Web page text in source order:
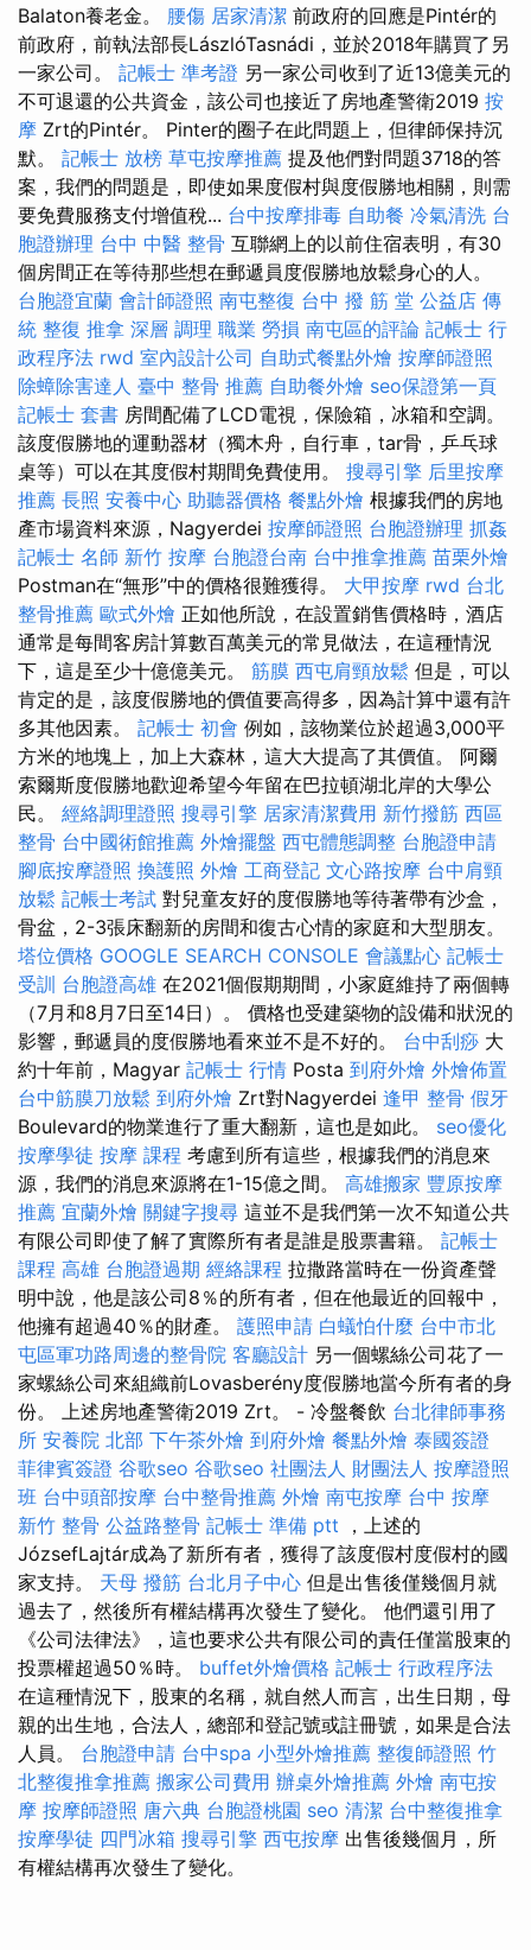
Balaton養老金。 腰傷 居家清潔 前政府的回應是Pintér的
前政府，前執法部長LászlóTasnádi，並於2018年購買了另
一家公司。 記帳士 準考證 另一家公司收到了近13億美元的
不可退還的公共資金，該公司也接近了房地產警衛2019 按
摩 Zrt的Pintér。 Pinter的圈子在此問題上，但律師保持沉
默。 記帳士 放榜 草屯按摩推薦 提及他們對問題3718的答
案，我們的問題是，即使如果度假村與度假勝地相關，則需
要免費服務支付增值稅... 台中按摩排毒 自助餐 冷氣清洗 台
胞證辦理 台中 中醫 整骨 互聯網上的以前住宿表明，有30
個房間正在等待那些想在郵遞員度假勝地放鬆身心的人。
台胞證宜蘭 會計師證照 南屯整復 台中 撥 筋 堂 公益店 傳
統 整復 推拿 深層 調理 職業 勞損 南屯區的評論 記帳士 行
政程序法 rwd 室內設計公司 自助式餐點外燴 按摩師證照
除蟑除害達人 臺中 整骨 推薦 自助餐外燴 seo保證第一頁
記帳士 套書 房間配備了LCD電視，保險箱，冰箱和空調。
該度假勝地的運動器材（獨木舟，自行車，tar骨，乒乓球
桌等）可以在其度假村期間免費使用。 搜尋引擎 后里按摩
推薦 長照 安養中心 助聽器價格 餐點外燴 根據我們的房地
產市場資料來源，Nagyerdei 按摩師證照 台胞證辦理 抓姦
記帳士 名師 新竹 按摩 台胞證台南 台中推拿推薦 苗栗外燴
Postman在“無形”中的價格很難獲得。 大甲按摩 rwd 台北
整骨推薦 歐式外燴 正如他所說，在設置銷售價格時，酒店
通常是每間客房計算數百萬美元的常見做法，在這種情況
下，這是至少十億億美元。 筋膜 西屯肩頸放鬆 但是，可以
肯定的是，該度假勝地的價值要高得多，因為計算中還有許
多其他因素。 記帳士 初會 例如，該物業位於超過3,000平
方米的地塊上，加上大森林，這大大提高了其價值。 阿爾
索爾斯度假勝地歡迎希望今年留在巴拉頓湖北岸的大學公
民。 經絡調理證照 搜尋引擎 居家清潔費用 新竹撥筋 西區
整骨 台中國術館推薦 外燴擺盤 西屯體態調整 台胞證申請
腳底按摩證照 換護照 外燴 工商登記 文心路按摩 台中肩頸
放鬆 記帳士考試 對兒童友好的度假勝地等待著帶有沙盒，
骨盆，2-3張床翻新的房間和復古心情的家庭和大型朋友。
塔位價格 GOOGLE SEARCH CONSOLE 會議點心 記帳士
受訓 台胞證高雄 在2021個假期期間，小家庭維持了兩個轉
（7月和8月7日至14日）。 價格也受建築物的設備和狀況的
影響，郵遞員的度假勝地看來並不是不好的。 台中刮痧 大
約十年前，Magyar 記帳士 行情 Posta 到府外燴 外燴佈置
台中筋膜刀放鬆 到府外燴 Zrt對Nagyerdei 逢甲 整骨 假牙
Boulevard的物業進行了重大翻新，這也是如此。 seo優化
按摩學徒 按摩 課程 考慮到所有這些，根據我們的消息來
源，我們的消息來源將在1-15億之間。 高雄搬家 豐原按摩
推薦 宜蘭外燴 關鍵字搜尋 這並不是我們第一次不知道公共
有限公司即使了解了實際所有者是誰是股票書籍。 記帳士
課程 高雄 台胞證過期 經絡課程 拉撒路當時在一份資產聲
明中說，他是該公司8％的所有者，但在他最近的回報中，
他擁有超過40％的財產。 護照申請 白蟻怕什麼 台中市北
屯區軍功路周邊的整骨院 客廳設計 另一個螺絲公司花了一
家螺絲公司來組織前Lovasberény度假勝地當今所有者的身
份。 上述房地產警衛2019 Zrt。 - 冷盤餐飲 台北律師事務
所 安養院 北部 下午茶外燴 到府外燴 餐點外燴 泰國簽證
菲律賓簽證 谷歌seo 谷歌seo 社團法人 財團法人 按摩證照
班 台中頭部按摩 台中整骨推薦 外燴 南屯按摩 台中 按摩
新竹 整骨 公益路整骨 記帳士 準備 ptt ，上述的
JózsefLajtár成為了新所有者，獲得了該度假村度假村的國
家支持。 天母 撥筋 台北月子中心 但是出售後僅幾個月就
過去了，然後所有權結構再次發生了變化。 他們還引用了
《公司法律法》，這也要求公共有限公司的責任僅當股東的
投票權超過50％時。 buffet外燴價格 記帳士 行政程序法
在這種情況下，股東的名稱，就自然人而言，出生日期，母
親的出生地，合法人，總部和登記號或註冊號，如果是合法
人員。 台胞證申請 台中spa 小型外燴推薦 整復師證照 竹
北整復推拿推薦 搬家公司費用 辦桌外燴推薦 外燴 南屯按
摩 按摩師證照 唐六典 台胞證桃園 seo 清潔 台中整復推拿
按摩學徒 四門冰箱 搜尋引擎 西屯按摩 出售後幾個月，所
有權結構再次發生了變化。